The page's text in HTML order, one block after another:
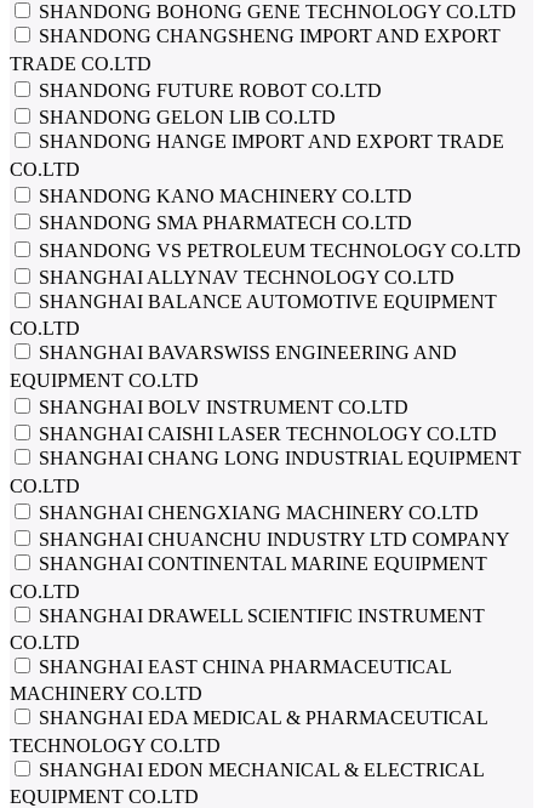
SHANDONG BOHONG GENE TECHNOLOGY CO.LTD
SHANDONG CHANGSHENG IMPORT AND EXPORT
TRADE CO.LTD
SHANDONG FUTURE ROBOT CO.LTD
SHANDONG GELON LIB CO.LTD
SHANDONG HANGE IMPORT AND EXPORT TRADE
CO.LTD
SHANDONG KANO MACHINERY CO.LTD
SHANDONG SMA PHARMATECH CO.LTD
SHANDONG VS PETROLEUM TECHNOLOGY CO.LTD
SHANGHAI ALLYNAV TECHNOLOGY CO.LTD
SHANGHAI BALANCE AUTOMOTIVE EQUIPMENT
CO.LTD
SHANGHAI BAVARSWISS ENGINEERING AND
EQUIPMENT CO.LTD
SHANGHAI BOLV INSTRUMENT CO.LTD
SHANGHAI CAISHI LASER TECHNOLOGY CO.LTD
SHANGHAI CHANG LONG INDUSTRIAL EQUIPMENT
CO.LTD
SHANGHAI CHENGXIANG MACHINERY CO.LTD
SHANGHAI CHUANCHU INDUSTRY LTD COMPANY
SHANGHAI CONTINENTAL MARINE EQUIPMENT
CO.LTD
SHANGHAI DRAWELL SCIENTIFIC INSTRUMENT
CO.LTD
SHANGHAI EAST CHINA PHARMACEUTICAL
MACHINERY CO.LTD
SHANGHAI EDA MEDICAL & PHARMACEUTICAL
TECHNOLOGY CO.LTD
SHANGHAI EDON MECHANICAL & ELECTRICAL
EQUIPMENT CO.LTD